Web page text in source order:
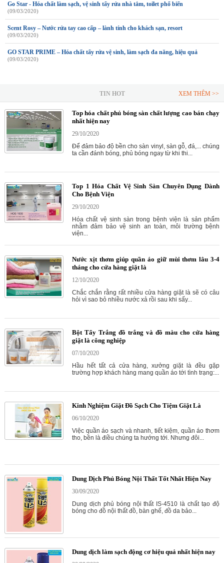
Go Star - Hóa chất làm sạch, vệ sinh tẩy rửa nhà tắm, toilet phổ biến
(09/03/2020)
Scent Rosy – Nước rửa tay cao cấp – lành tính cho khách sạn, resort
(09/03/2020)
GO STAR PRIME – Hóa chất tẩy rửa vệ sinh, làm sạch đa năng, hiệu quả
(09/03/2020)
TIN HOT XEM THÊM >>
Top hóa chất phủ bóng sàn chất lượng cao bán chạy
nhất hiện nay
29/10/2020
Để đảm bảo độ bền cho sàn vinyl, sàn gỗ, đá,... chúng
ta cần đánh bóng, phủ bóng ngay từ khi thi...
Top 1 Hóa Chất Vệ Sinh Sàn Chuyên Dụng Dành
Cho Bệnh Viện
29/10/2020
Hóa chất vệ sinh sàn trong bệnh viện là sản phẩm
nhằm đảm bảo vệ sinh an toàn, môi trường bệnh
viện...
Nước xịt thơm giúp quần áo giữ mùi thơm lâu 3-4
tháng cho cửa hàng giặt là
12/10/2020
Chắc chắn rằng rất nhiều cửa hàng giặt là sẽ có câu
hỏi vì sao bỏ nhiều nước xả rồi sau khi sấy...
Bột Tẩy Trắng đồ trắng và đồ màu cho cửa hàng
giặt là công nghiệp
07/10/2020
Hầu hết tất cả cửa hàng, xưởng giặt là đều gặp
trường hợp khách hàng mang quần áo tới tình trạng:...
Kinh Nghiệm Giặt Đồ Sạch Cho Tiệm Giặt Là
06/10/2020
Việc quần áo sạch và nhanh, tiết kiệm, quần áo thơm
tho, bền là điều chúng ta hướng tới. Nhưng đôi...
Dung Dịch Phủ Bóng Nội Thất Tốt Nhất Hiện Nay
30/09/2020
Dung dịch phủ bóng nội thất IS-4510 là chất tạo độ
bóng cho đồ nội thất đồ, bàn ghế, đồ da bảo...
Dung dịch làm sạch động cơ hiệu quả nhất hiện nay